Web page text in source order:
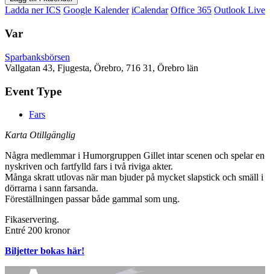
Ladda ner ICS Google Kalender iCalendar Office 365 Outlook Live
Var
Sparbanksbörsen
Vallgatan 43, Fjugesta, Örebro, 716 31, Örebro län
Event Type
Fars
Karta Otillgänglig
Några medlemmar i Humorgruppen Gillet intar scenen och spelar en
nyskriven och fartfylld fars i två riviga akter.
Många skratt utlovas när man bjuder på mycket slapstick och smäll i
dörrarna i sann farsanda.
Föreställningen passar både gammal som ung.
Fikaservering.
Entré 200 kronor
Biljetter bokas här!